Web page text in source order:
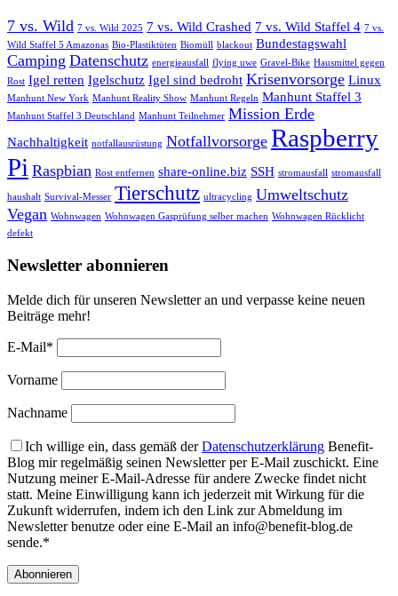
7 vs. Wild 7 vs. Wild 2025 7 vs. Wild Crashed 7 vs. Wild Staffel 4 7 vs.
Wild Staffel 5 Amazonas Bio-Plastiktüten Biomüll blackout Bundestagswahl
Camping Datenschutz energieausfall flying uwe Gravel-Bike Hausmittel gegen
Rost Igel retten Igelschutz Igel sind bedroht Krisenvorsorge Linux
Manhunt New York Manhunt Reality Show Manhunt Regeln Manhunt Staffel 3
Manhunt Staffel 3 Deutschland Manhunt Teilnehmer Mission Erde
Nachhaltigkeit notfallausrüstung Notfallvorsorge Raspberry
Pi Raspbian Rost entfernen share-online.biz SSH stromausfall stromausfall
haushalt Survival-Messer Tierschutz ultracycling Umweltschutz
Vegan Wohnwagen Wohnwagen Gasprüfung selber machen Wohnwagen Rücklicht
defekt
Newsletter abonnieren
Melde dich für unseren Newsletter an und verpasse keine neuen
Beiträge mehr!
E-Mail*
Vorname
Nachname
Ich willige ein, dass gemäß derDatenschutzerklärung Benefit-
Blog mir regelmäßig seinen Newsletter per E-Mail zuschickt. Eine
Nutzung meiner E-Mail-Adresse für andere Zwecke findet nicht
statt. Meine Einwilligung kann ich jederzeit mit Wirkung für die
Zukunft widerrufen, indem ich den Link zur Abmeldung im
Newsletter benutze oder eine E-Mail an info@benefit-blog.de
sende.*